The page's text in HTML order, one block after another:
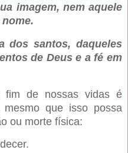
imagem, nem aquele
dos santos, daqueles
de Deus e a fé em
fim de nossas vidas é
mesmo que isso possa
ou morte física: